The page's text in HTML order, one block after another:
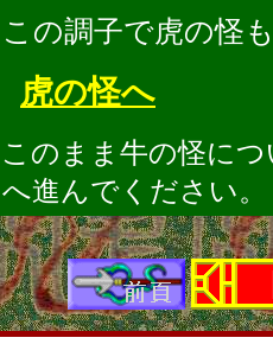
の調子で虎の怪
虎の怪へ
のまま牛の怪につ
進んでください。